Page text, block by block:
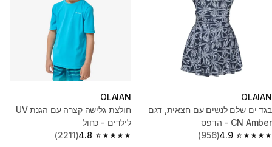
OLAIAN
בגד ים שלם לנשים עם חצאית, דגם
CN Amber - הדפס
4.9
4.9 out of 5 stars from 956 reviews
(956)
OLAIAN
חולצת גלישה קצרה עם הגנת UV
לילדים - כחול
4.8
4.8 out of 5 stars from 2211 reviews
(2211)